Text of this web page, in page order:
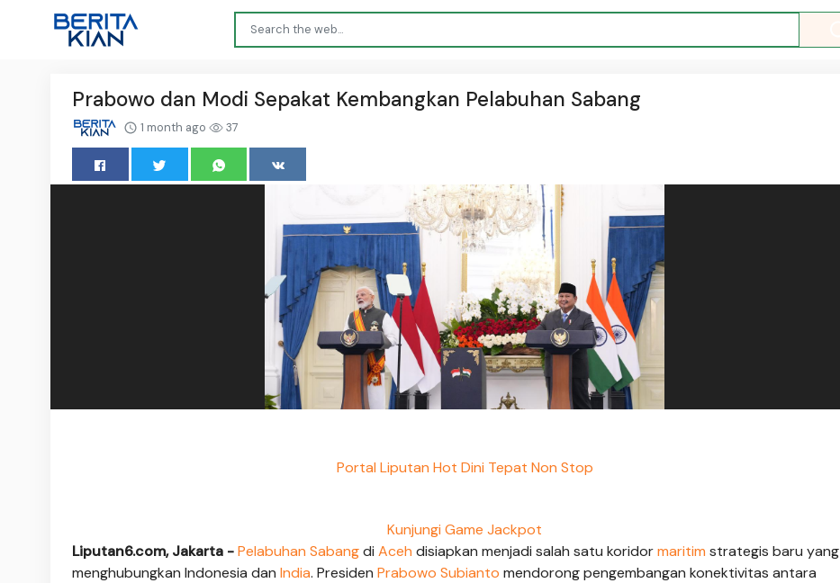
Prabowo dan Modi Sepakat Kembangkan Pelabuhan Sabang
1 month ago 37
Portal Liputan Hot Dini Tepat Non Stop
Kunjungi Game Jackpot
Liputan6.com, Jakarta -Pelabuhan Sabangdi Aceh disiapkan menjadi salah satu koridormaritim strategis baru yang
menghubungkan Indonesia dan India. Presiden Prabowo Subianto mendorong pengembangan konektivitas antara